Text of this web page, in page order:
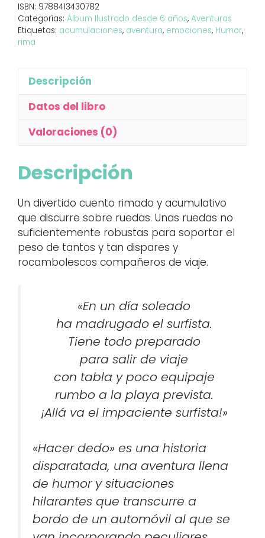
ISBN: 9788413430782
Categorías: Álbum Ilustrado desde 6 años, Aventuras
Etiquetas: acumulaciones, aventura, emociones, Humor,
rima
Descripción
Datos del libro
Valoraciones (0)
Descripción
Un divertido cuento rimado y acumulativo
que discurre sobre ruedas. Unas ruedas no
suficientemente robustas para soportar el
peso de tantos y tan dispares y
rocambolescos compañeros de viaje.
«En un día soleado
ha madrugado el surfista.
Tiene todo preparado
para salir de viaje
con tabla y poco equipaje
rumbo a la playa prevista.
¡Allá va el impaciente surfista!»
«Hacer dedo» es una historia
disparatada, una aventura llena
de humor y situaciones
hilarantes que transcurre a
bordo de un automóvil al que se